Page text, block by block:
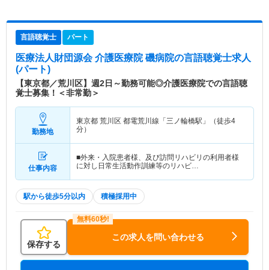
言語聴覚士 パート
医療法人財団源会 介護医療院 磯病院の言語聴覚士求人
(パート)
【東京都／荒川区】週2日～勤務可能◎介護医療院での言語聴
覚士募集！＜非常勤＞
勤務地
東京都 荒川区 都電荒川線「三ノ輪橋駅」（徒歩4
分）
仕事内容
■外来・入院患者様、及び訪問リハビリの利用者様
に対し日常生活動作訓練等のリハビ…
駅から徒歩5分以内 積極採用中
保存する
この求人を問い合わせる